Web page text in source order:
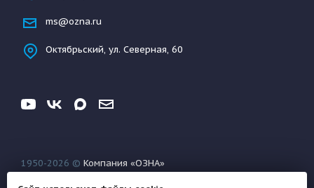
ms@ozna.ru
Октябрьский, ул. Северная, 60
1950-2026 © Компания «ОЗНА»
Конфиденциальность
Условия использования